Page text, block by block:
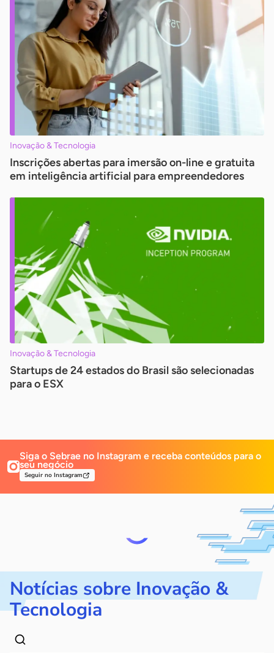
Inovação & Tecnologia
Inscrições abertas para imersão on-line e gratuita
em inteligência artificial para empreendedores
Inovação & Tecnologia
Startups de 24 estados do Brasil são selecionadas
para o ESX
Siga o Sebrae no Instagram e receba conteúdos para o
seu negócio
Seguir no Instagram
Notícias sobre Inovação &
Tecnologia